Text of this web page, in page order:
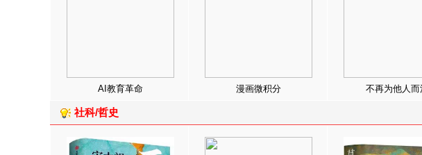
AI教育革命 漫画微积分 不再为他人而
社科/哲史